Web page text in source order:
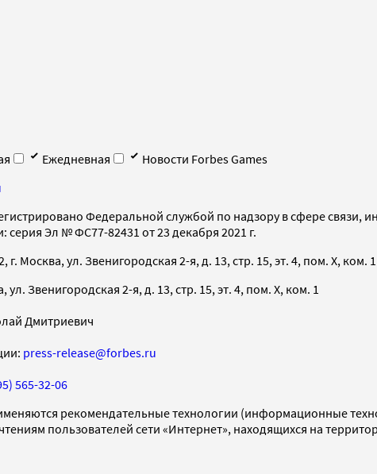
Ежедневная
Новости Forbes Games
Федеральной службой по надзору в сфере
Эл № ФС77-82431 от 23 декабря 2021 г.
Москва, ул. Звенигородская 2-я, д. 13, стр. 15, эт. 4, пом. X, ком. 1
Звенигородская 2-я, д. 13, стр. 15, эт. 4, пом. X, ком. 1
Дмитриевич
press-release@forbes.ru
565-32-06
рекомендательные технологии (информационные
пользователей сети «Интернет», находящихся на